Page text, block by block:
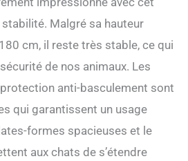
la sieste et se blottir sur ces
tapis tout doux [Facile à
fermé évite que de la litière
traîne partout. Les
panneaux peuvent être
nettoyés avec un chiffon
humide, tandis que les tapis
peuvent être brossés ou
passés au rouleau anti-
poils. Les tapis sont
stabilité. Malgré sa hauteur
cm, il reste très stable, ce qui
de nos animaux. Les
anti-basculement sont
qui garantissent un usage
formes spacieuses et le
aux chats de s’étendre